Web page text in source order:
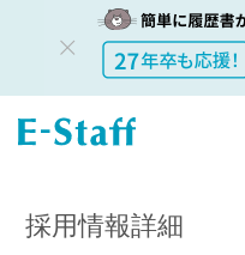
教員採用情
報のイー・
理科 高校の非常勤講師 9月採用
採用情報詳細